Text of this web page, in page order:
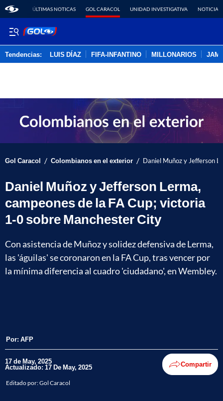
ÚLTIMAS NOTICAS GOL CARACOL UNIDAD INVESTIGATIVA NOTICIAS
Tendencias: LUIS DÍAZ FIFA-INFANTINO MILLONARIOS
Gol Caracol / Colombianos en el exterior / Daniel Muñoz y Jefferson
Daniel Muñoz y Jefferson Lerma,
campeones de la FA Cup; victoria
1-0 sobre Manchester City
Con asistencia de Muñoz y solidez defensiva de Lerma,
las 'águilas' se coronaron en la FA Cup, tras vencer por
la mínima diferencia al cuadro 'ciudadano', en Wembley.
Por: AFP
17 de May, 2025
Actualizado: 17 De May, 2025 Compartir
Editado por:Gol Caracol